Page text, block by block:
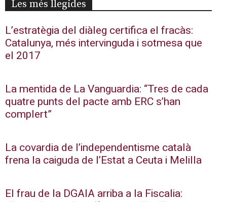
Les més llegides
L’estratègia del diàleg certifica el fracàs:
Catalunya, més intervinguda i sotmesa que
el 2017
La mentida de La Vanguardia: “Tres de cada
quatre punts del pacte amb ERC s’han
complert”
La covardia de l’independentisme català
frena la caiguda de l’Estat a Ceuta i Melilla
El frau de la DGAIA arriba a la Fiscalia: